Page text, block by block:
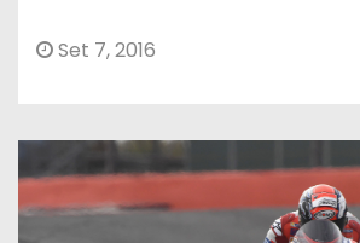
Set 7, 2016